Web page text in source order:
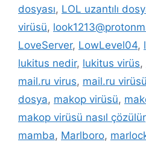
dosyası, LOL uzantılı
virüsü,
LoveServer, LowLevel04,
lukitus nedir, lukitus virüs,
mail.ru virus, mail.ru virüsü
dosya, makop virüsü,
makop virüsü nasıl çözülür
mamba, Marlboro,